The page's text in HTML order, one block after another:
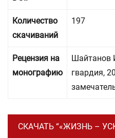
Количество
скачиваний
197
Рецензия на
монографию
Шайтанов
гвардия,
СКАЧАТЬ “«ЖИЗНЬ –